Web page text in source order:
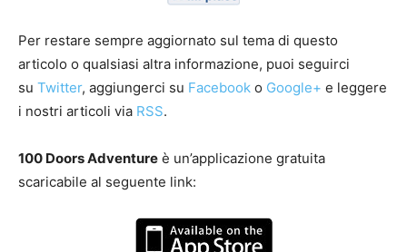
Per restare sempre aggiornato sul tema di questo
articolo o qualsiasi altra informazione, puoi seguirci
su Twitter, aggiungerci su Facebook o Google+ e leggere
i nostri articoli via RSS.
100 Doors Adventure è un’applicazione gratuita
scaricabile al seguente link: